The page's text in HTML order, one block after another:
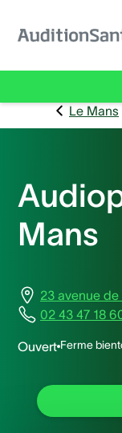
Le Mans
Mans
23 avenue
02 43 47 18
Ouvert Ferme